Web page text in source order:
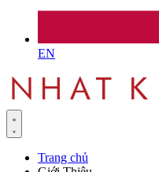
EN
Trang chủ